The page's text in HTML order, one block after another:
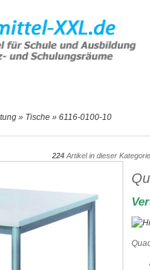
» Tische » 6116-0100-10
224Artikel in dieser Kategorie